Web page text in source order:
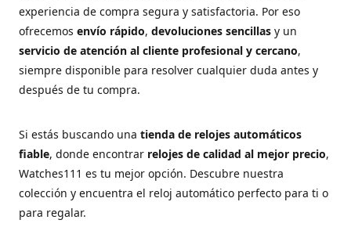
experiencia de compra segura y satisfactoria. Por eso
ofrecemos envío rápido, devoluciones sencillas y un
servicio de atención al cliente profesional y cercano,
siempre disponible para resolver cualquier duda antes y
después de tu compra.
Si estás buscando una tienda de relojes automáticos
fiable, donde encontrar relojes de calidad al mejor precio,
Watches111 es tu mejor opción. Descubre nuestra
colección y encuentra el reloj automático perfecto para ti o
para regalar.